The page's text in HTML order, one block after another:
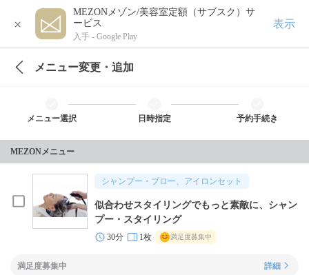
×
MEZONメゾン/美容室定額（サブスク）サ
ービス
入手 - Google Play
表示
メニュー変更・追加
メニュー選択 日時指定 予約手続き
MEZONメニュー
シャンプー・ブロー、アイロンセット
似合わせスタイリングでもっと素敵に、シャン
プー・スタイリング
30分 1枚 満足度募集中
満足度募集中 詳細